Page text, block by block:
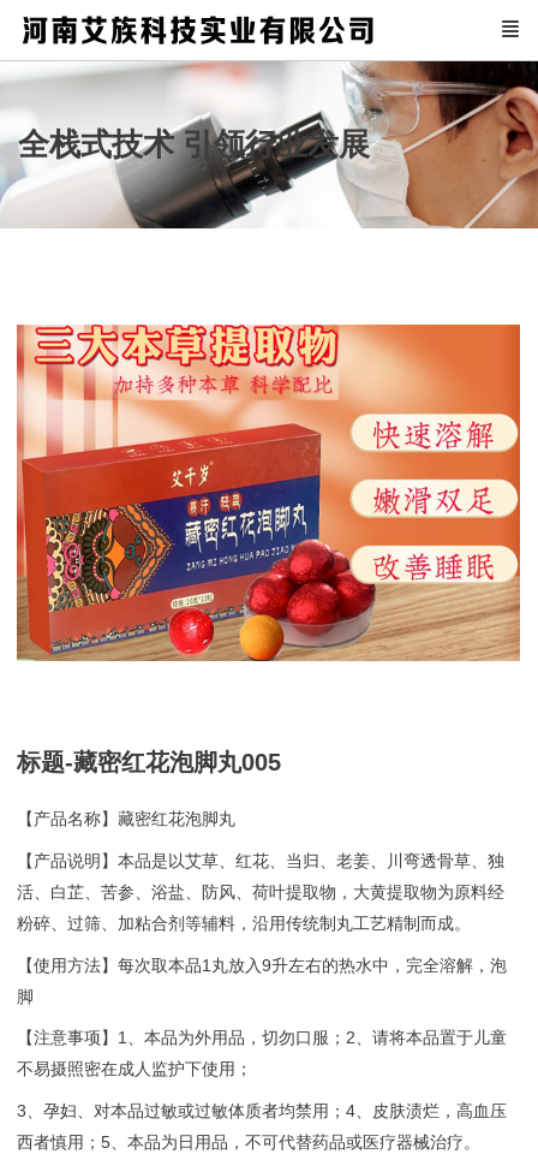
全栈式技术 引领行业发展
标题-藏密红花泡脚丸005
【产品名称】藏密红花泡脚丸
【产品说明】本品是以艾草、红花、当归、老姜、川弯透骨草、独
活、白芷、苦参、浴盐、防风、荷叶提取物，大黄提取物为原料经
粉碎、过筛、加粘合剂等辅料，沿用传统制丸工艺精制而成。
【使用方法】每次取本品1丸放入9升左右的热水中，完全溶解，泡
脚
【注意事项】1、本品为外用品，切勿口服；2、请将本品置于儿童
不易摄照密在成人监护下使用；
3、孕妇、对本品过敏或过敏体质者均禁用；4、皮肤渍烂，高血压
西者慎用；5、本品为日用品，不可代替药品或医疗器械治疗。